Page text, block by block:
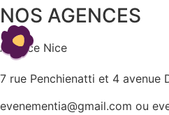
NOS AGENCES
Agence Nice
7 rue Penchienatti et 4 avenue
evenementia@gmail.com ou